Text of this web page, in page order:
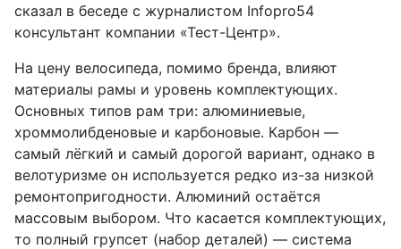
сказал в беседе с журналистом Infopro54
консультант компании «Тест-Центр».
На цену велосипеда, помимо бренда, влияют
материалы рамы и уровень комплектующих.
Основных типов рам три: алюминиевые,
хроммолибденовые и карбоновые. Карбон —
самый лёгкий и самый дорогой вариант, однако в
велотуризме он используется редко из-за низкой
ремонтопригодности. Алюминий остаётся
массовым выбором. Что касается комплектующих,
то полный групсет (набор деталей) — система